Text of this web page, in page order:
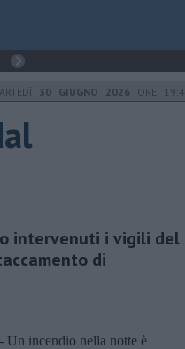
30 GIUGNO 2026 ORE
intervenuti i vigili del
di
Un incendio nella notte è